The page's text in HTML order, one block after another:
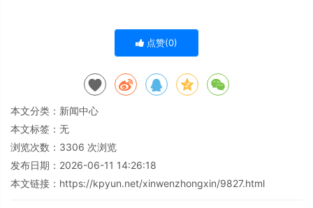
点赞(0)
本文分类： 新闻中心
本文标签：无
浏览次数： 3306 次浏览
发布日期：2026-06-11 14:26:18
本文链接： https://kpyun.net/xinwenzhongxin/9827.html